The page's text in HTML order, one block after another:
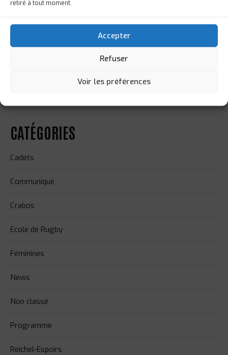
retiré à tout moment.
Accepter
Refuser
Voir les préférences
19 JUIN 2026
RÉMI BORIE SÉLECTIONNÉ POUR LE STAGE
PRÉPARATOIRE AUX INTERNATIONALS SERIES
18 JUIN 2026
L'ÉLITE 2 RECRUTE DE NOUVELLES JOUEUSES !
CATÉGORIES
Cadets
Communiqué
Crabos
Ecole de Rugby
Féminines
News
Non classé
Programme
Reichel-Espoirs